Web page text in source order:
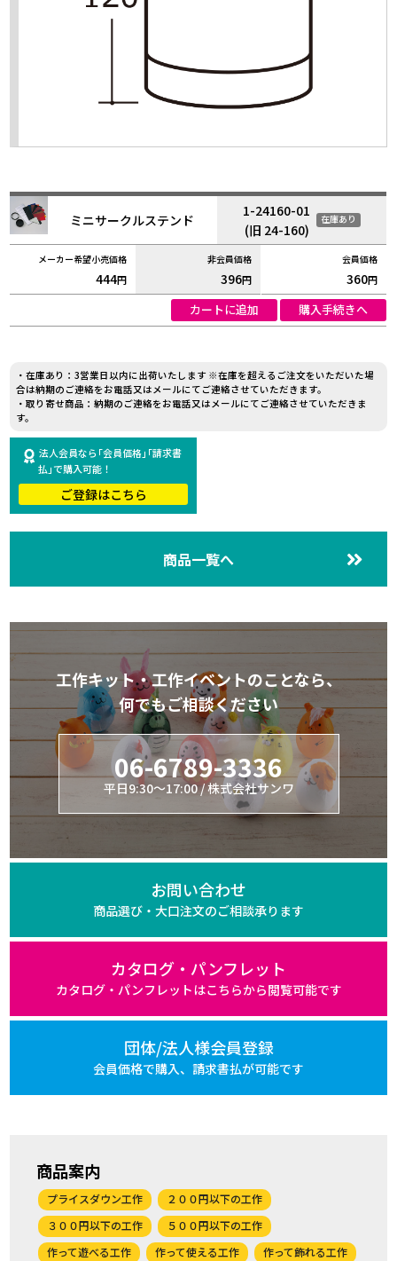
ミニサークルステンド
1-24160-01
(旧 24-160)
在庫あり
444円 396円 360円
カートに追加 購入手続きへ
・在庫あり：3営業日以内に出荷いたします ※在庫を超えるご注文をいただいた場
合は納期のご連絡をお電話又はメールにてご連絡させていただきます。
・取り寄せ商品：納期のご連絡をお電話又はメールにてご連絡させていただきま
す。
法人会員なら｢会員価格｣｢請求書
払｣で購入可能！
ご登録はこちら
商品一覧へ
工作キット・工作イベントのことなら、
何でもご相談ください
06-6789-3336
平日9:30～17:00 / 株式会社サンワ
お問い合わせ
商品選び・大口注文のご相談承ります
カタログ・パンフレット
カタログ・パンフレットはこちらから閲覧可能です
団体/法人様会員登録
会員価格で購入、 請求書払が可能です
商品案内
プライスダウン工作
２００円以下の工作
３００円以下の工作
５００円以下の工作
作って遊べる工作
作って使える工作
作って飾れる工作